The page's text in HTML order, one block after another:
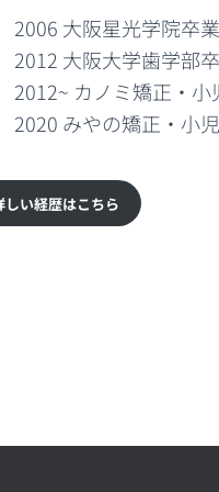
2006 大阪星光学院卒業
2012 大阪大学歯学部
2012~ カノミ矯正・
2020 みやの矯正・小
しい経歴はこちら